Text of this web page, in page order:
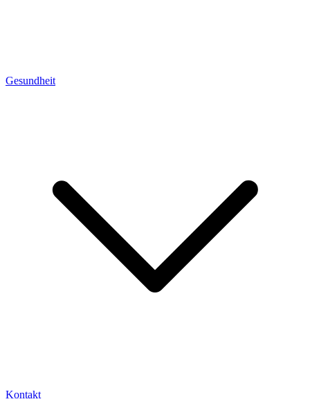
Gesundheit
Kontakt